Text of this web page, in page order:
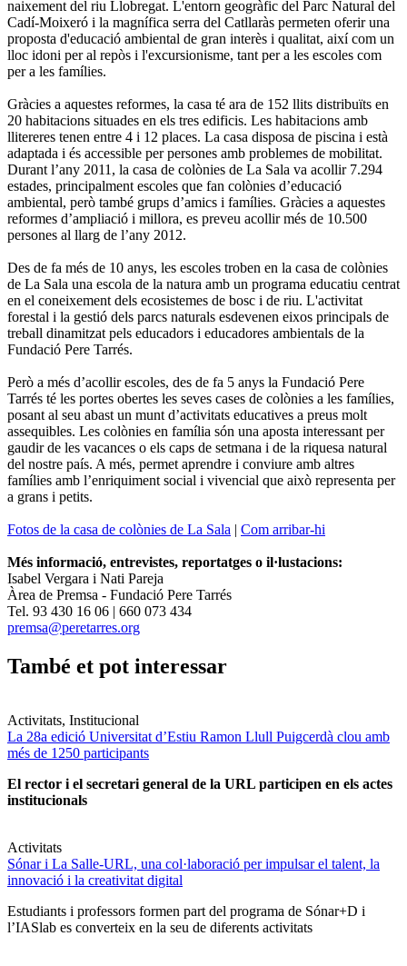
naixement del riu Llobregat. L'entorn geogràfic del Parc Natural del
Cadí-Moixeró i la magnífica serra del Catllaràs permeten oferir una
proposta d'educació ambiental de gran interès i qualitat, així com un
lloc idoni per al repòs i l'excursionisme, tant per a les escoles com
per a les famílies.
Gràcies a aquestes reformes, la casa té ara de 152 llits distribuïts en
20 habitacions situades en els tres edificis. Les habitacions amb
llitereres tenen entre 4 i 12 places. La casa disposa de piscina i està
adaptada i és accessible per persones amb problemes de mobilitat.
Durant l’any 2011, la casa de colònies de La Sala va acollir 7.294
estades, principalment escoles que fan colònies d’educació
ambiental, però també grups d’amics i famílies. Gràcies a aquestes
reformes d’ampliació i millora, es preveu acollir més de 10.500
persones al llarg de l’any 2012.
Des de fa més de 10 anys, les escoles troben en la casa de colònies
de La Sala una escola de la natura amb un programa educatiu centrat
en el coneixement dels ecosistemes de bosc i de riu. L'activitat
forestal i la gestió dels parcs naturals esdevenen eixos principals de
treball dinamitzat pels educadors i educadores ambientals de la
Fundació Pere Tarrés.
Però a més d’acollir escoles, des de fa 5 anys la Fundació Pere
Tarrés té les portes obertes les seves cases de colònies a les famílies,
posant al seu abast un munt d’activitats educatives a preus molt
assequibles. Les colònies en família són una aposta interessant per
gaudir de les vacances o els caps de setmana i de la riquesa natural
del nostre país. A més, permet aprendre i conviure amb altres
famílies amb l’enriquiment social i vivencial que això representa per
a grans i petits.
Fotos de la casa de colònies de La Sala | Com arribar-hi
Més informació, entrevistes, reportatges o il·lustacions:
Isabel Vergara i Nati Pareja
Àrea de Premsa - Fundació Pere Tarrés
Tel. 93 430 16 06 | 660 073 434
premsa@peretarres.org
També et pot interessar
Activitats, Institucional
La 28a edició Universitat d’Estiu Ramon Llull Puigcerdà clou amb
més de 1250 participants
El rector i el secretari general de la URL participen en els actes
institucionals
Activitats
Sónar i La Salle-URL, una col·laboració per impulsar el talent, la
innovació i la creativitat digital
Estudiants i professors formen part del programa de Sónar+D i
l’IASlab es converteix en la seu de diferents activitats